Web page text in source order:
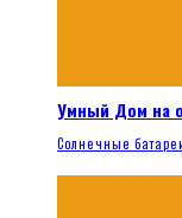
Умный Дом на
Солнечные